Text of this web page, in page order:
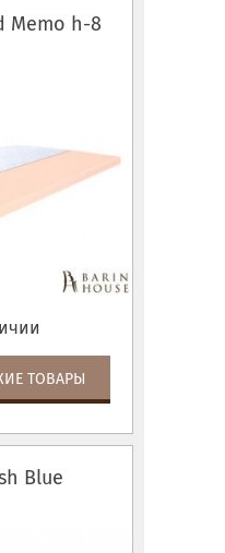
Memo h-8
ТОВАРЫ
Blue